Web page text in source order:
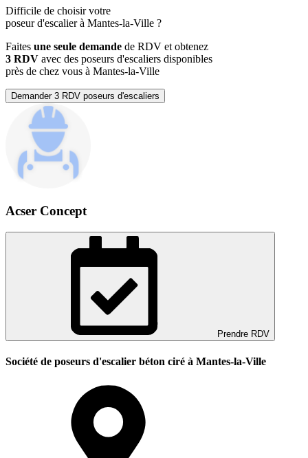
Difficile de choisir votre
poseur d'escalier à Mantes-la-Ville ?
Faites une seule demande de RDV et obtenez
3 RDV avec des poseurs d'escaliers disponibles
près de chez vous à Mantes-la-Ville
Demander 3 RDV poseurs d'escaliers
Acser Concept
Prendre RDV
Société de poseurs d'escalier béton ciré à Mantes-la-Ville